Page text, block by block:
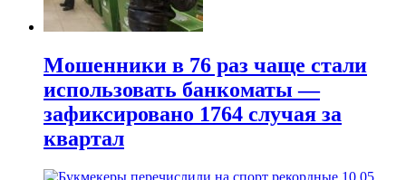
Мошенники в 76 раз чаще стали
использовать банкоматы —
зафиксировано 1764 случая за
квартал